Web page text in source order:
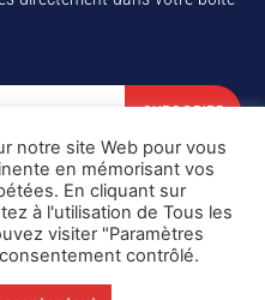
SUBSCRIBE
.
All rights reserved
notre site Web pour vous
en mémorisant vos
En cliquant sur
à l'utilisation de Tous les
visiter "Paramètres
contrôlé.